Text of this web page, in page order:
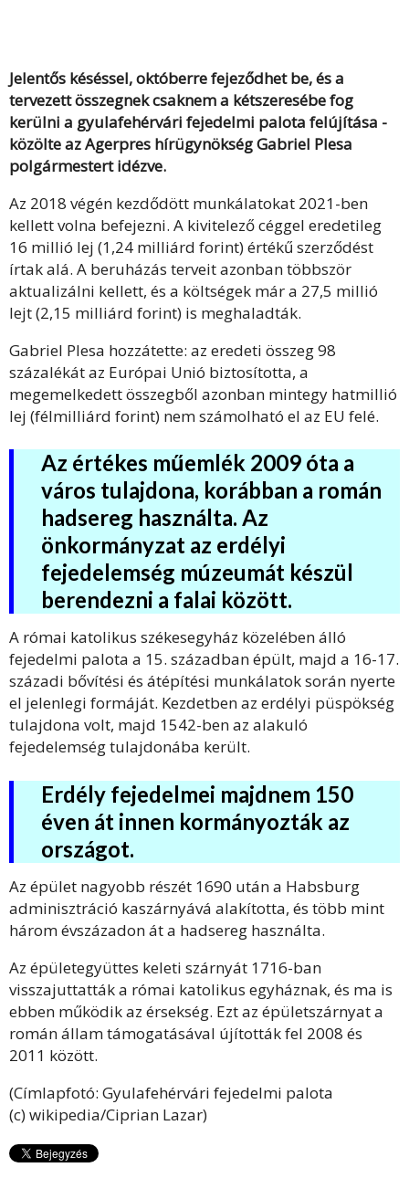
Jelentős késéssel, októberre fejeződhet be, és a
tervezett összegnek csaknem a kétszeresébe fog
kerülni a gyulafehérvári fejedelmi palota felújítása -
közölte az Agerpres hírügynökség Gabriel Plesa
polgármestert idézve.
Az 2018 végén kezdődött munkálatokat 2021-ben
kellett volna befejezni. A kivitelező céggel eredetileg
16 millió lej (1,24 milliárd forint) értékű szerződést
írtak alá. A beruházás terveit azonban többször
aktualizálni kellett, és a költségek már a 27,5 millió
lejt (2,15 milliárd forint) is meghaladták.
Gabriel Plesa hozzátette: az eredeti összeg 98
százalékát az Európai Unió biztosította, a
megemelkedett összegből azonban mintegy hatmillió
lej (félmilliárd forint) nem számolható el az EU felé.
Az értékes műemlék 2009 óta a
város tulajdona, korábban a román
hadsereg használta. Az
önkormányzat az erdélyi
fejedelemség múzeumát készül
berendezni a falai között.
A római katolikus székesegyház közelében álló
fejedelmi palota a 15. században épült, majd a 16-17.
századi bővítési és átépítési munkálatok során nyerte
el jelenlegi formáját. Kezdetben az erdélyi püspökség
tulajdona volt, majd 1542-ben az alakuló
fejedelemség tulajdonába került.
Erdély fejedelmei majdnem 150
éven át innen kormányozták az
országot.
Az épület nagyobb részét 1690 után a Habsburg
adminisztráció kaszárnyává alakította, és több mint
három évszázadon át a hadsereg használta.
Az épületegyüttes keleti szárnyát 1716-ban
visszajuttatták a római katolikus egyháznak, és ma is
ebben működik az érsekség. Ezt az épületszárnyat a
román állam támogatásával újították fel 2008 és
2011 között.
(Címlapfotó: Gyulafehérvári fejedelmi palota
(c)wikipedia/Ciprian Lazar)